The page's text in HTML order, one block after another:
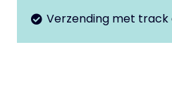
Verzending met